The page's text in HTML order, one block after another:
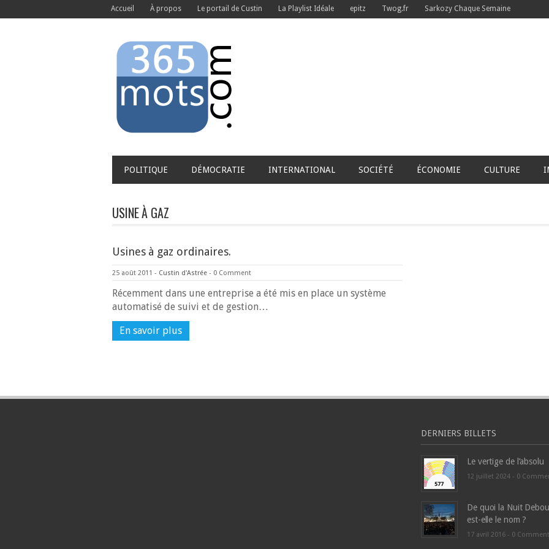
Accueil À propos Le portail de Custin La Playlist Idéale epitz Twog.fr Sarkozy Chaque Semaine
POLITIQUE DÉMOCRATIE INTERNATIONAL SOCIÉTÉ ÉCONOMIE CULTURE
USINE À GAZ
Usines à gaz ordinaires.
25 août 2011 - Custin d'Astrée - 0 Comment
Récemment dans une entreprise a été mis en place un système
automatisé de suivi et de gestion…
En savoir plus
DERNIERS BILLETS
Le vertige de l’absolu
12 juillet 2024 - 0
De quoi la Nuit
est-elle le nom ?
17 avril 2016 - 0 Comment